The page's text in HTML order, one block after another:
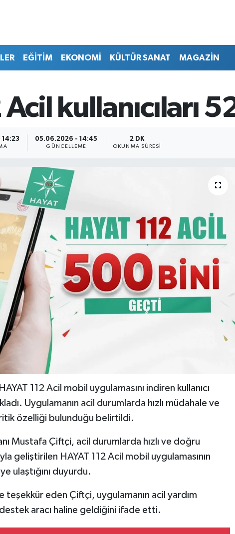
EĞİTİM EKONOMİ KÜLTÜR SANAT MAGAZİN
Acil kullanıcıları
05.06.2026 - 14:45
GÜNCELLEME
2 DK
OKUNMA SÜRESI
112 Acil mobil uygulamasını indiren kullanıcı
Uygulamanın acil durumlarda hızlı müdahale ve
özelliği bulunduğu belirtildi.
Mustafa Çiftçi, acil durumlarda hızlı ve doğru
geliştirilen HAYAT 112 Acil mobil uygulamasının
ulaştığını duyurdu.
eden Çiftçi, uygulamanın acil yardım
aracı haline geldiğini ifade etti.